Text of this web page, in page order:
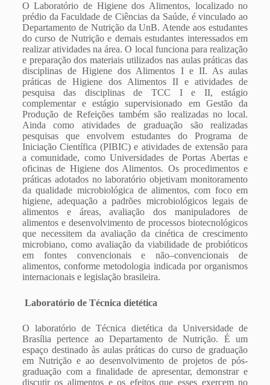
O Laboratório de Higiene dos Alimentos, localizado no
prédio da Faculdade de Ciências da Saúde, é vinculado ao
Departamento de Nutrição da UnB. Atende aos estudantes
do curso de Nutrição e demais estudantes interessados em
realizar atividades na área. O local funciona para realização
e preparação dos materiais utilizados nas aulas práticas das
disciplinas de Higiene dos Alimentos I e II. As aulas
práticas de Higiene dos Alimentos II e atividades de
pesquisa das disciplinas de TCC I e II, estágio
complementar e estágio supervisionado em Gestão da
Produção de Refeições também são realizadas no local.
Ainda como atividades de graduação são realizadas
pesquisas que envolvem estudantes do Programa de
Iniciação Científica (PIBIC) e atividades de extensão para
a comunidade, como Universidades de Portas Abertas e
oficinas de Higiene dos Alimentos. Os procedimentos e
práticas adotados no laboratório objetivam monitoramento
da qualidade microbiológica de alimentos, com foco em
higiene, adequação a padrões microbiológicos legais de
alimentos e áreas, avaliação dos manipuladores de
alimentos e desenvolvimento de processos biotecnológicos
que necessitem da avaliação da cinética de crescimento
microbiano, como avaliação da viabilidade de probióticos
em fontes convencionais e não–convencionais de
alimentos, conforme metodologia indicada por organismos
internacionais e legislação brasileira.
Laboratório de Técnica dietética
O laboratório de Técnica dietética da Universidade de
Brasília pertence ao Departamento de Nutrição. É um
espaço destinado às aulas práticas do curso de graduação
em Nutrição e ao desenvolvimento de projetos de pós-
graduação com a finalidade de apresentar, demonstrar e
discutir os alimentos e os efeitos que esses exercem no